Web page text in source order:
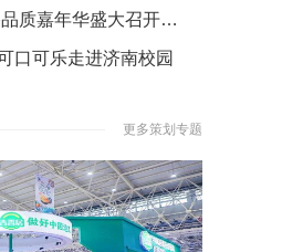
新年启新程|完达山臻品质嘉年华盛大召开，打响2024龙年“开门红”营销战
口可乐走进济南校园
更多策划专题